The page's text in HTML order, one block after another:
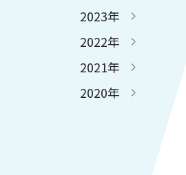
2023年
2022年
2021年
2020年